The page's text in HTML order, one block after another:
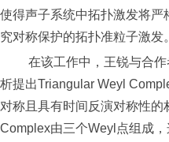
使得声子系统中拓扑激发将
究对称保护的拓扑准粒子激发。
在该工作中，王锐与合
析提出Triangular Weyl
对称且具有时间反演对称性的
Complex由三个Weyl 点组成